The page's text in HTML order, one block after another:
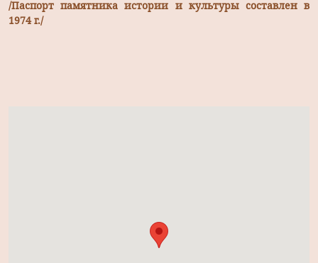
/Паспорт памятника истории и культуры составлен в
1974 г./